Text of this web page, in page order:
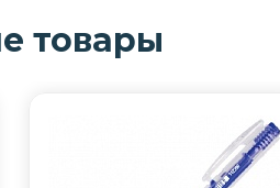
товары